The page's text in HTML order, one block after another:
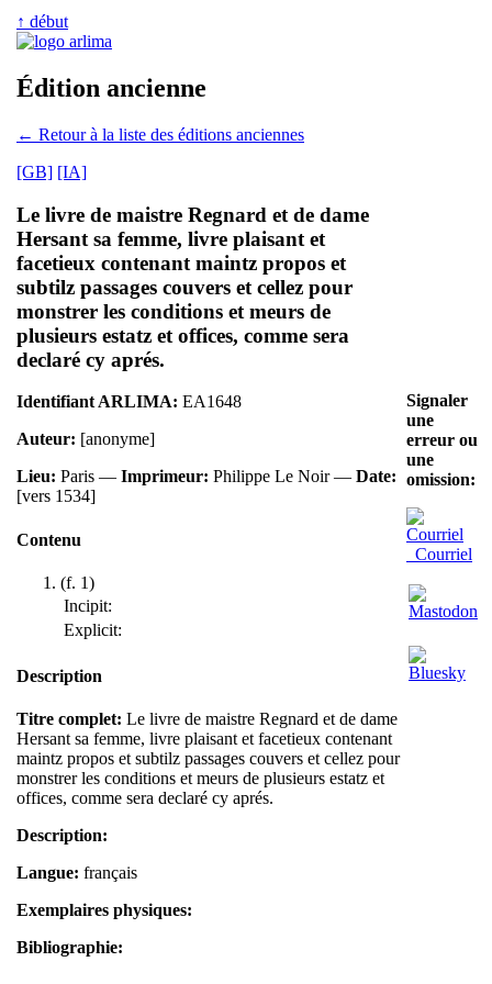
↑ début
Édition ancienne
← Retour à la liste des éditions anciennes
[GB] [IA]
Le livre de maistre Regnard et de dame
Hersant sa femme, livre plaisant et
facetieux contenant maintz propos et
subtilz passages couvers et cellez pour
monstrer les conditions et meurs de
plusieurs estatz et offices, comme sera
declaré cy aprés.
Identifiant ARLIMA: EA1648
Auteur: [anonyme]
Lieu: Paris — Imprimeur: Philippe Le Noir — Date:
[vers 1534]
Contenu
(f. 1)
Incipit:
Explicit:
Description
Titre complet: Le livre de maistre Regnard et de dame
Hersant sa femme, livre plaisant et facetieux contenant
maintz propos et subtilz passages couvers et cellez pour
monstrer les conditions et meurs de plusieurs estatz et
offices, comme sera declaré cy aprés.
Description:
Langue: français
Exemplaires physiques:
Bibliographie:
Signaler
une
erreur ou
une
omission:
Courriel